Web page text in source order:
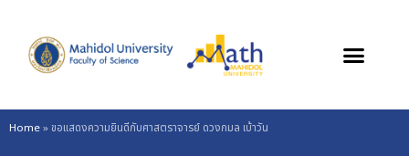
content
Home»ขอแสดงความยินดีกับศาสตราจารย์ ดวงกมล เบ้าวัน